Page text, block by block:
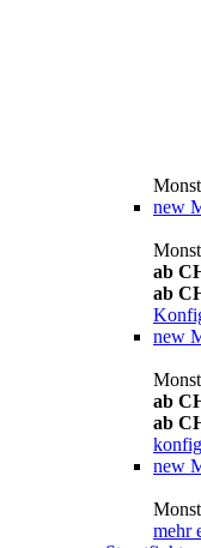
new
ab
ab
new
ab
ab
new
mehr